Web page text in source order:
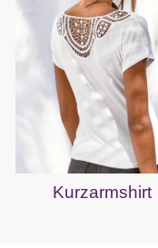
Kurzarmshirt